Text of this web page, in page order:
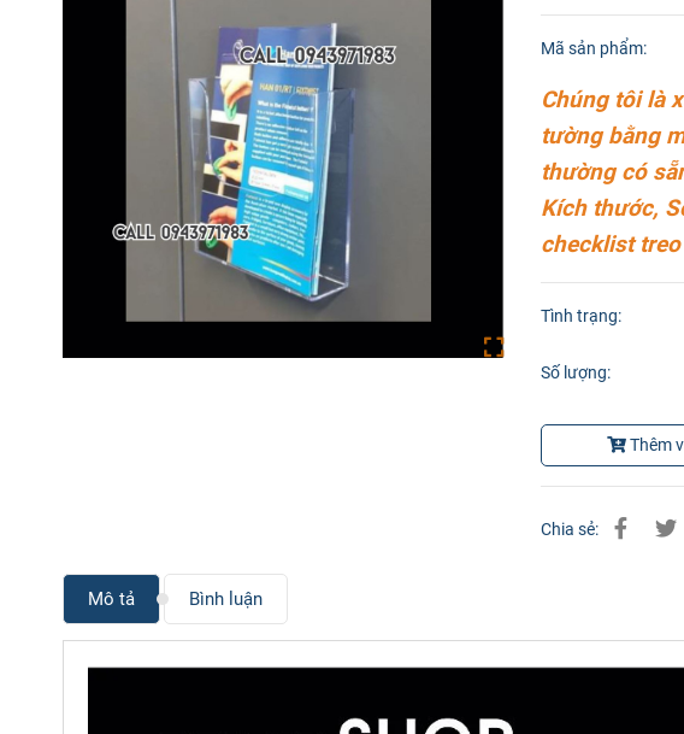
Mã sản phẩm:
Chúng tôi là
tường bằng
thường có
Kích thước,
checklist
Tình trạng:
Số lượng:
Thêm
Chia sẻ:
Mô tả Bình luận